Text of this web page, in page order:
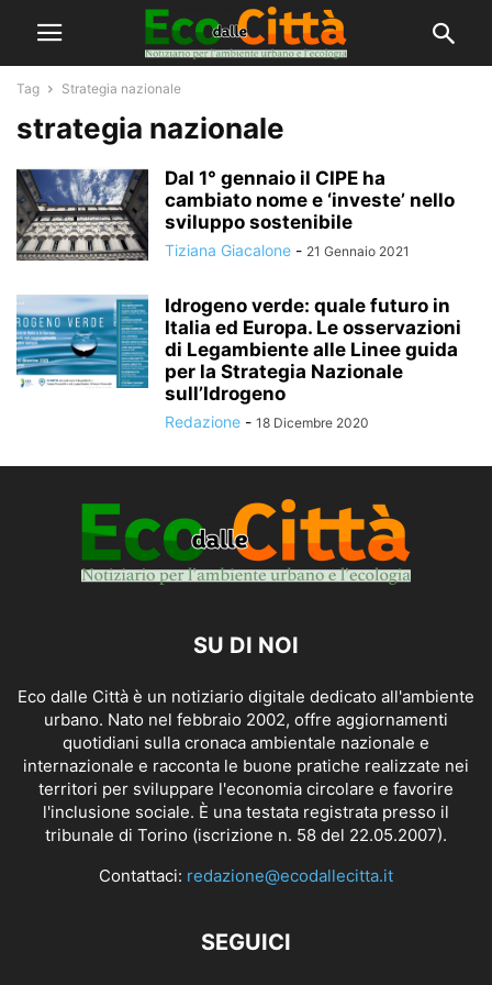
Tag Strategia nazionale
strategia nazionale
Dal 1° gennaio il CIPE ha
cambiato nome e ‘investe’ nello
sviluppo sostenibile
Tiziana Giacalone - 21 Gennaio 2021
Idrogeno verde: quale futuro in
Italia ed Europa. Le osservazioni
di Legambiente alle Linee guida
per la Strategia Nazionale
sull’Idrogeno
Redazione - 18 Dicembre 2020
SU DI NOI
Eco dalle Città è un notiziario digitale dedicato all'ambiente
urbano. Nato nel febbraio 2002, offre aggiornamenti
quotidiani sulla cronaca ambientale nazionale e
internazionale e racconta le buone pratiche realizzate nei
territori per sviluppare l'economia circolare e favorire
l'inclusione sociale. È una testata registrata presso il
tribunale di Torino (iscrizione n. 58 del 22.05.2007).
Contattaci: redazione@ecodallecitta.it
SEGUICI